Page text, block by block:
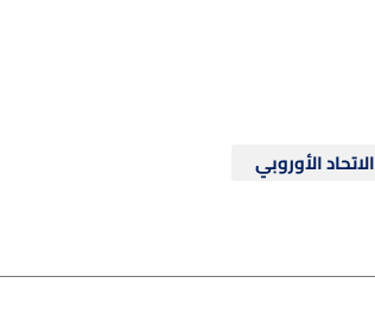
الاتحاد الأوروبي